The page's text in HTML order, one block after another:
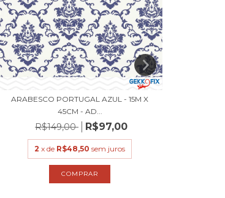
ARABESCO PORTUGAL AZUL - 15M X
45CM - AD...
R$149,00 R$97,00
2 x de R$48,50 sem juros